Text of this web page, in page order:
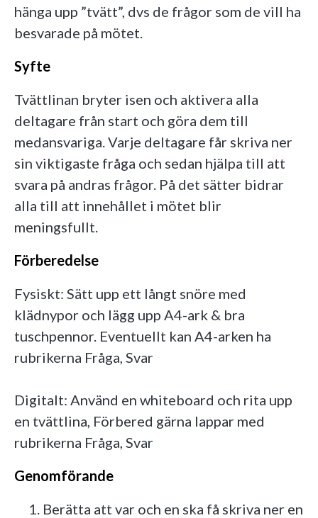
hänga upp ”tvätt”, dvs de frågor som de vill ha
besvarade på mötet.
Syfte
Tvättlinan bryter isen och aktivera alla
deltagare från start och göra dem till
medansvariga. Varje deltagare får skriva ner
sin viktigaste fråga och sedan hjälpa till att
svara på andras frågor. På det sätter bidrar
alla till att innehållet i mötet blir
meningsfullt.
Förberedelse
Fysiskt: Sätt upp ett långt snöre med
klädnypor och lägg upp A4-ark & bra
tuschpennor. Eventuellt kan A4-arken ha
rubrikerna Fråga, Svar
Digitalt: Använd en whiteboard och rita upp
en tvättlina, Förbered gärna lappar med
rubrikerna Fråga, Svar
Genomförande
Berätta att var och en ska få skriva ner en